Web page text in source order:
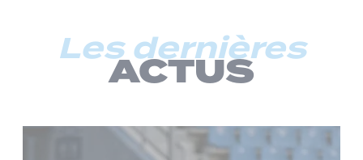
Les dernières
ACTUS